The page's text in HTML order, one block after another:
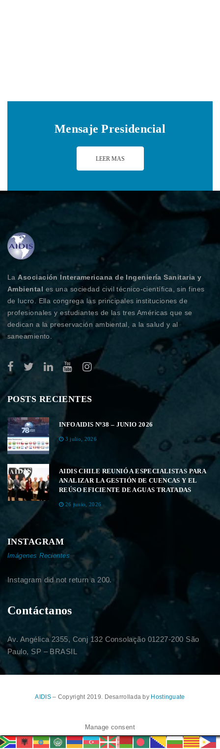
Mensaje Presidencial
LEER MAS
LaAsociación Interamericana de Ingeniería Sanitaria y
Ambiental es una sociedad civil técnico-científica, sin fines
de lucro. Ella congrega las principales instituciones de
profesionales y estudiantes de las tres Américas que se
dedican a la preservación ambiental, a la salud y al
saneamiento.
POSTS RECIENTES
INFOAIDIS Nº38 – JUNIO 2026
3 julio, 2026
AIDIS CHILE REUNIÓ A ESPECIALISTAS PARA
ANALIZAR LA GESTIÓN DE CUENCAS Y EL
REÚSO EFICIENTE DE AGUAS TRATADAS
26 junio, 2026
INSTAGRAM
Imágenes Recientes
Instagram did not return a 200.
Contáctanos
Av. Angélica 2355, Conj 132 Consolação 01227-200 São
Paulo, SP – BRASIL
AIDIS– Copyright 2019. Desarrollada by Hostinguate
Manage consent